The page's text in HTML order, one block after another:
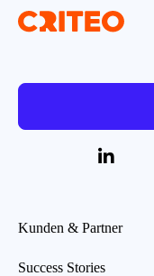
Kunden & Partner
Success Stories